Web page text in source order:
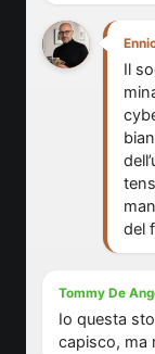
Il
del
Tommy De
Io questa
capisco, ma